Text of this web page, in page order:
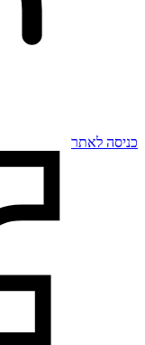
כניסה לאתר